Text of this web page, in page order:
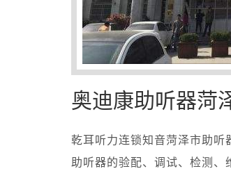
奥迪康助听器菏
乾耳听力连锁知音菏泽市助
助听器的验配、调试、检测、